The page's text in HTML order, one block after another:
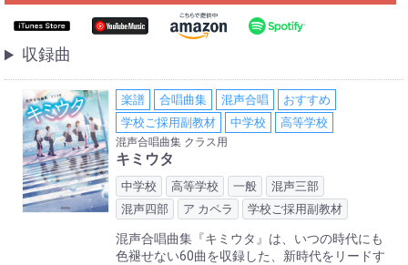
収録曲
楽譜 合唱曲集 混声合唱
おすすめ
学校ご採用副教材
中学校 高等学校
混声合唱曲集 クラス用
キミウタ
中学校 高等学校 一般
混声三部
混声四部
ア カペラ 学校ご採用副教材
混声合唱曲集『キミウタ』は、いつの時代にも
色褪せない60曲を収録した、新時代をリードす